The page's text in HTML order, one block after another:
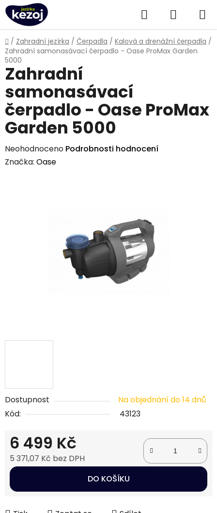
Přejít
na
obsah
Hledat
KOŠÍK
Domů
/ Zahradní jezírka / Čerpadla / Kalová a drenážní čerpadla /
Zahradní samonasávací čerpadlo - Oase ProMax Garden
5000
Dostupnost
Na objednání do 14 dnů
Kód:
43123
6 499 Kč
5 371,07 Kč bez DPH
Měrná cena:
DO KOŠÍKU
Zahradní
samonasávací
čerpadlo - Oase ProMax
Garden 5000
Průměrné
hodnocení
Neohodnoceno Podrobnosti hodnocení
Značka: Oase